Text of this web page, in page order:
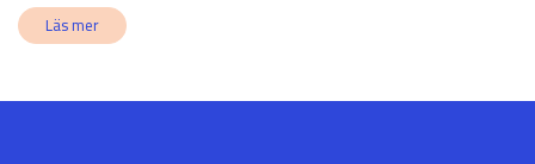
Läs mer